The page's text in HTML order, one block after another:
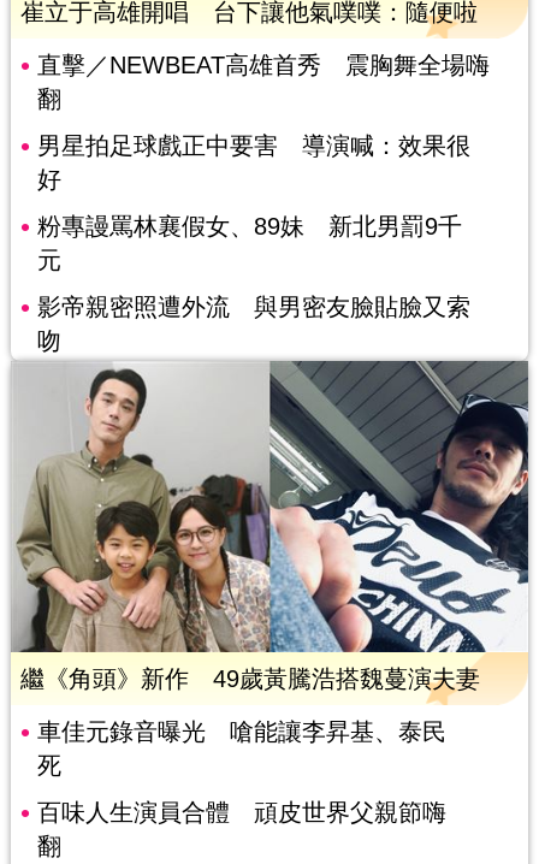
崔立于高雄開唱 台下讓他氣噗噗：隨便啦
直擊／NEWBEAT高雄首秀 震胸舞全場嗨
翻
男星拍足球戲正中要害 導演喊：效果很
好
粉專謾罵林襄假女、89妹 新北男罰9千
元
影帝親密照遭外流 與男密友臉貼臉又索
吻
繼《角頭》新作 49歲黃騰浩搭魏蔓演夫妻
車佳元錄音曝光 嗆能讓李昇基、泰民
死
百味人生演員合體 頑皮世界父親節嗨
翻